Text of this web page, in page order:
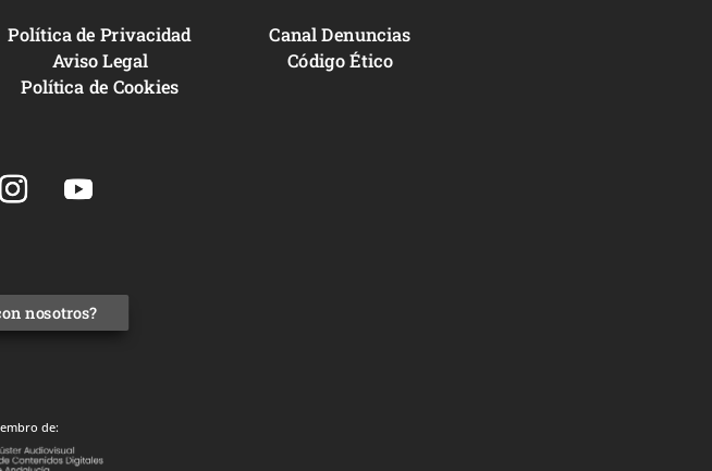
Política de Privacidad
Aviso Legal
Política de Cookies
Canal Denuncias
Código Ético
nosotros?
de: